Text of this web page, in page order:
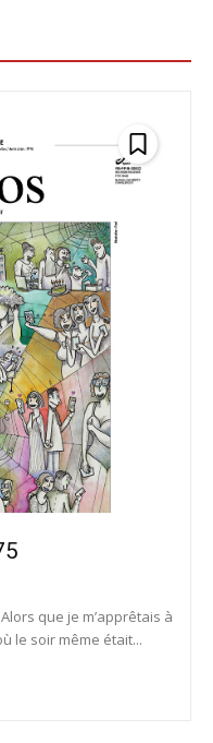
que je m’apprêtais à
le soir même était...